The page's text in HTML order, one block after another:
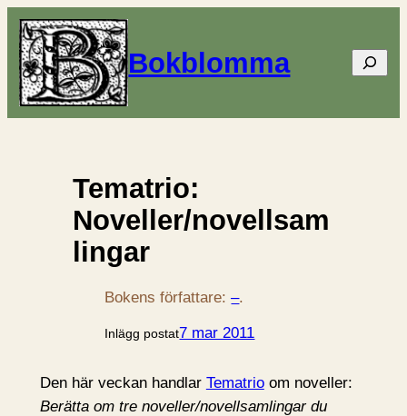
Bokblomma Sök
Tematrio:
Noveller/novellsam
lingar
Bokens författare:–.
Inlägg postat7 mar 2011
Den här veckan handlar Tematrioom noveller:
Berätta om tre noveller/novellsamlingar du